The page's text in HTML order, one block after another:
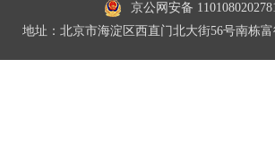
京公网安备
地址：北京市海淀区西直门北大街56号南栋